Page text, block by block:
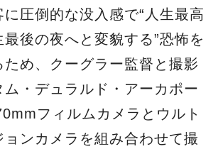
圧倒的な没入感で“人生最高
後の夜へと変貌する”恐怖を
め、クーグラー監督と撮影
ム・デュラルド・アーカポー
フィルムカメラとウルト
ョンカメラを組み合わせて撮